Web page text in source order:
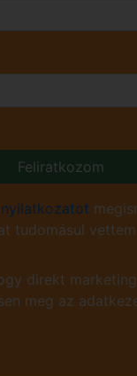
Feliratkozom
tudomásul
direkt
meg az